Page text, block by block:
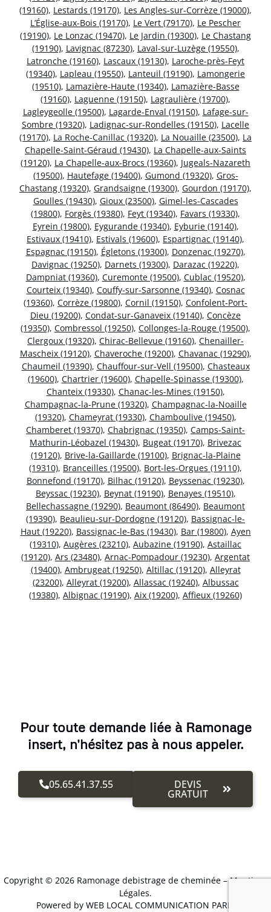
(19160), Lestards (19170), Les Angles-sur-Corrèze (19000),
L’Église-aux-Bois (19170), Le Vert (79170), Le Pescher
(19190), Le Lonzac (19470), Le Jardin (19300), Le Chastang
(19190), Lavignac (87230), Laval-sur-Luzège (19550),
Latronche (19160), Lascaux (19130), Laroche-près-Feyt
(19340), Lapleau (19550), Lanteuil (19190), Lamongerie
(19510), Lamazière-Haute (19340), Lamazière-Basse
(19160), Laguenne (19150), Lagraulière (19700),
Lagleygeolle (19500), Lagarde-Enval (19150), Lafage-sur-
Sombre (19320), Ladignac-sur-Rondelles (19150), Lacelle
(19170), La Roche-Canillac (19320), La Nouaille (23500), La
Chapelle-Saint-Géraud (19430), La Chapelle-aux-Saints
(19120), La Chapelle-aux-Brocs (19360), Jugeals-Nazareth
(19500), Hautefage (19400), Gumond (19320), Gros-
Chastang (19320), Grandsaigne (19300), Gourdon (19170),
Goulles (19430), Gioux (23500), Gimel-les-Cascades
(19800), Forgès (19380), Feyt (19340), Favars (19330),
Eyrein (19800), Eygurande (19340), Eyburie (19140),
Estivaux (19410), Estivals (19600), Espartignac (19140),
Espagnac (19150), Égletons (19300), Donzenac (19270),
Davignac (19250), Darnets (19300), Darazac (19220),
Dampniat (19360), Curemonte (19500), Cublac (19520),
Courteix (19340), Couffy-sur-Sarsonne (19340), Cosnac
(19360), Corrèze (19800), Cornil (19150), Confolent-Port-
Dieu (19200), Condat-sur-Ganaveix (19140), Concèze
(19350), Combressol (19250), Collonges-la-Rouge (19500),
Clergoux (19320), Chirac-Bellevue (19160), Chenailler-
Mascheix (19120), Chaveroche (19200), Chavanac (19290),
Chaumeil (19390), Chauffour-sur-Vell (19500), Chasteaux
(19600), Chartrier (19600), Chapelle-Spinasse (19300),
Chanteix (19330), Chanac-les-Mines (19150),
Champagnac-la-Prune (19320), Champagnac-la-Noaille
(19320), Chameyrat (19330), Chamboulive (19450),
Chamberet (19370), Chabrignac (19350), Camps-Saint-
Mathurin-Léobazel (19430), Bugeat (19170), Brivezac
(19120), Brive-la-Gaillarde (19100), Brignac-la-Plaine
(19310), Branceilles (19500), Bort-les-Orgues (19110),
Bonnefond (19170), Bilhac (19120), Beyssenac (19230),
Beyssac (19230), Beynat (19190), Benayes (19510),
Bellechassagne (19290), Beaumont (86490), Beaumont
(19390), Beaulieu-sur-Dordogne (19120), Bassignac-le-
Haut (19220), Bassignac-le-Bas (19430), Bar (19800), Ayen
(19310), Augères (23210), Aubazine (19190), Astaillac
(19120), Ars (23480), Arnac-Pompadour (19230), Argentat
(19400), Ambrugeat (19250), Altillac (19120), Alleyrat
(23200), Alleyrat (19200), Allassac (19240), Albussac
(19380), Albignac (19190), Aix (19200), Affieux (19260)
Pour toute demande liée à Ramonage
insert, n'hésitez pas à nous appeler.
05.65.41.37.55 DEVIS
GRATUIT
Copyright © 2026 Ramonage debistrage de cheminée –Mentions
Légales.
Powered by WEB LOCAL COMMUNICATION PARIS